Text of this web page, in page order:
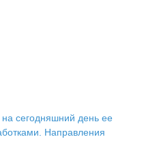
сегодняшний день ее
Направления